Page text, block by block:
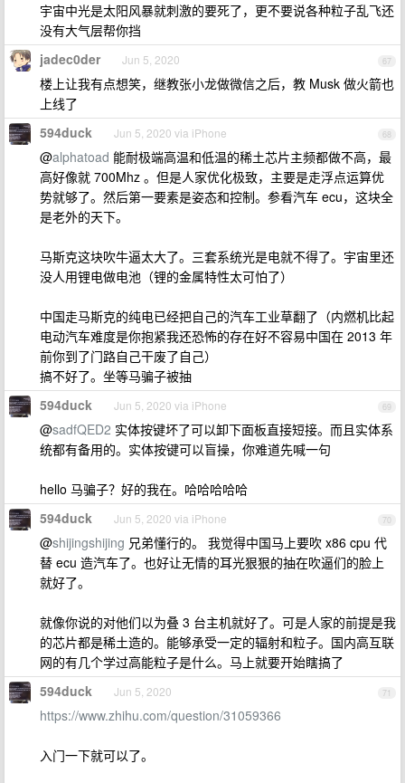
宇宙中光是太阳风暴就刺激的要死了，更不要说各种粒子乱飞还
没有大气层帮你挡
67
jadec0der Jun 5, 2020
楼上让我有点想笑，继教张小龙做微信之后，教 Musk 做火箭也
上线了
68
594duck Jun 5, 2020 via iPhone
@alphatoad 能耐极端高温和低温的稀土芯片主频都做不高，最
高好像就 700Mhz 。但是人家优化极致，主要是走浮点运算优
势就够了。然后第一要素是姿态和控制。参看汽车 ecu，这块全
是老外的天下。
马斯克这块吹牛逼太大了。三套系统光是电就不得了。宇宙里还
没人用锂电做电池（锂的金属特性太可怕了）
中国走马斯克的纯电已经把自己的汽车工业草翻了（内燃机比起
电动汽车难度是你抱紧我还恐怖的存在好不容易中国在 2013 年
前你到了门路自己干废了自己）
搞不好了。坐等马骗子被抽
69
594duck Jun 5, 2020 via iPhone
@sadfQED2 实体按键坏了可以卸下面板直接短接。而且实体系
统都有备用的。实体按键可以盲操，你难道先喊一句
hello 马骗子？好的我在。哈哈哈哈哈
70
594duck Jun 5, 2020 via iPhone
@shijingshijing 兄弟懂行的。 我觉得中国马上要吹 x86 cpu 代
替 ecu 造汽车了。也好让无情的耳光狠狠的抽在吹逼们的脸上
就好了。
就像你说的对他们以为叠 3 台主机就好了。可是人家的前提是我
的芯片都是稀土造的。能够承受一定的辐射和粒子。国内高互联
网的有几个学过高能粒子是什么。马上就要开始瞎搞了
71
594duck Jun 5, 2020
https://www.zhihu.com/question/31059366
入门一下就可以了。